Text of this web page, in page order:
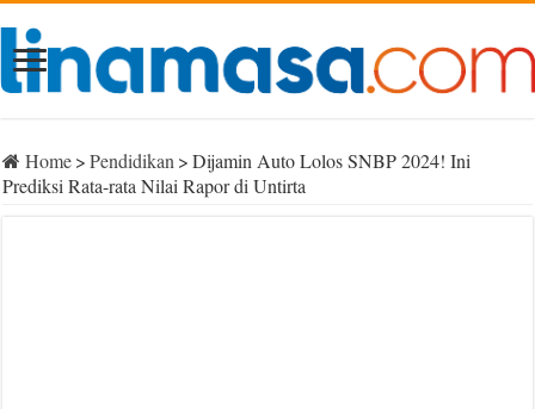
Home> Pendidikan > Dijamin Auto Lolos SNBP 2024! Ini
Prediksi Rata-rata Nilai Rapor di Untirta